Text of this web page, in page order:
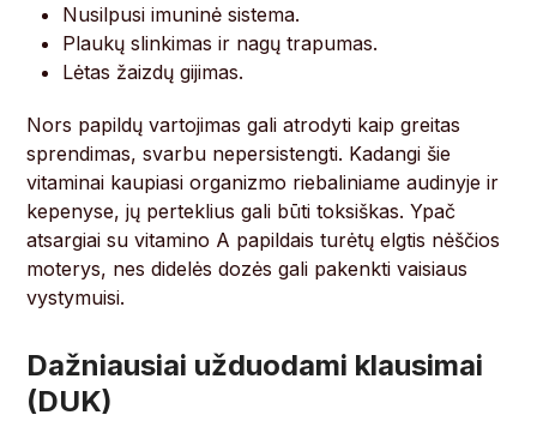
Nusilpusi imuninė sistema.
Plaukų slinkimas ir nagų trapumas.
Lėtas žaizdų gijimas.
Nors papildų vartojimas gali atrodyti kaip greitas
sprendimas, svarbu nepersistengti. Kadangi šie
vitaminai kaupiasi organizmo riebaliniame audinyje ir
kepenyse, jų perteklius gali būti toksiškas. Ypač
atsargiai su vitamino A papildais turėtų elgtis nėščios
moterys, nes didelės dozės gali pakenkti vaisiaus
vystymuisi.
Dažniausiai užduodami klausimai
(DUK)